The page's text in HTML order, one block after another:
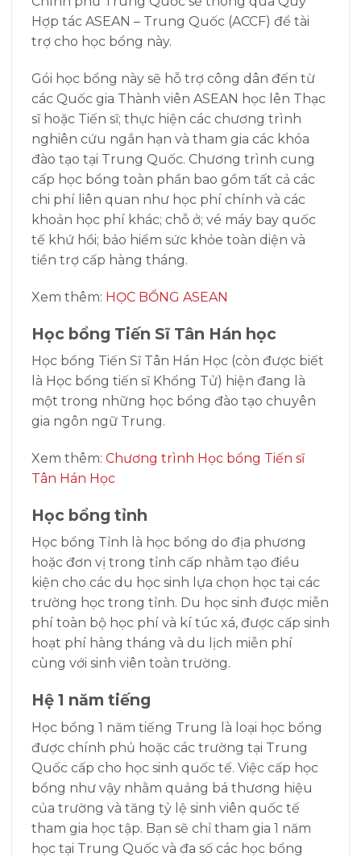
Hợp tác ASEAN – Trung Quốc (ACCF) để tài
trợ cho học bổng này.
Gói học bổng này sẽ hỗ trợ công dân đến từ
các Quốc gia Thành viên ASEAN học lên Thạc
sĩ hoặc Tiến sĩ; thực hiện các chương trình
nghiên cứu ngắn hạn và tham gia các khóa
đào tạo tại Trung Quốc. Chương trình cung
cấp học bổng toàn phần bao gồm tất cả các
chi phí liên quan như học phí chính và các
khoản học phí khác; chỗ ở; vé máy bay quốc
tế khứ hồi; bảo hiểm sức khỏe toàn diện và
tiền trợ cấp hàng tháng.
Xem thêm: HỌC BỔNG ASEAN
Học bổng Tiến Sĩ Tân Hán học
Học bổng Tiến Sĩ Tân Hán Học (còn được biết
là Học bổng tiến sĩ Khổng Tử) hiện đang là
một trong những học bổng đào tạo chuyên
gia ngôn ngữ Trung.
Xem thêm: Chương trình Học bổng Tiến sĩ
Tân Hán Học
Học bổng tỉnh
Học bổng Tỉnh là học bổng do địa phương
hoặc đơn vị trong tỉnh cấp nhằm tạo điều
kiện cho các du học sinh lựa chọn học tại các
trường học trong tỉnh. Du học sinh được miễn
phí toàn bộ học phí và kí túc xá, được cấp sinh
hoạt phí hàng tháng và du lịch miễn phí
cùng với sinh viên toàn trường.
Hệ 1 năm tiếng
Học bổng 1 năm tiếng Trung là loại học bổng
được chính phủ hoặc các trường tại Trung
Quốc cấp cho học sinh quốc tế. Việc cấp học
bổng như vậy nhằm quảng bá thương hiệu
của trường và tăng tỷ lệ sinh viên quốc tế
tham gia học tập. Bạn sẽ chỉ tham gia 1 năm
học tại Trung Quốc và đa số các học bổng